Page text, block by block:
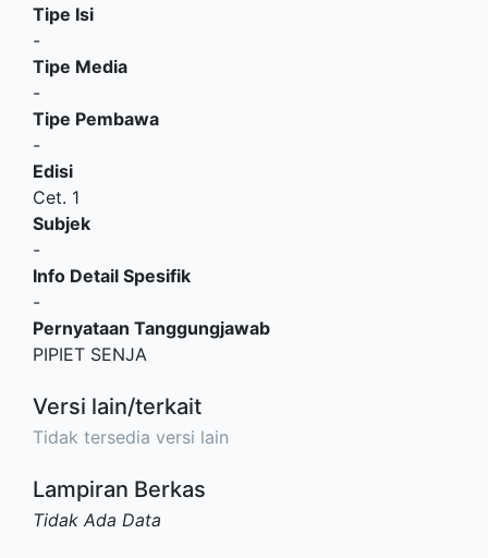
Tipe Isi
-
Tipe Media
-
Tipe Pembawa
-
Edisi
Cet. 1
Subjek
-
Info Detail Spesifik
-
Pernyataan Tanggungjawab
PIPIET SENJA
Versi lain/terkait
Tidak tersedia versi lain
Lampiran Berkas
Tidak Ada Data